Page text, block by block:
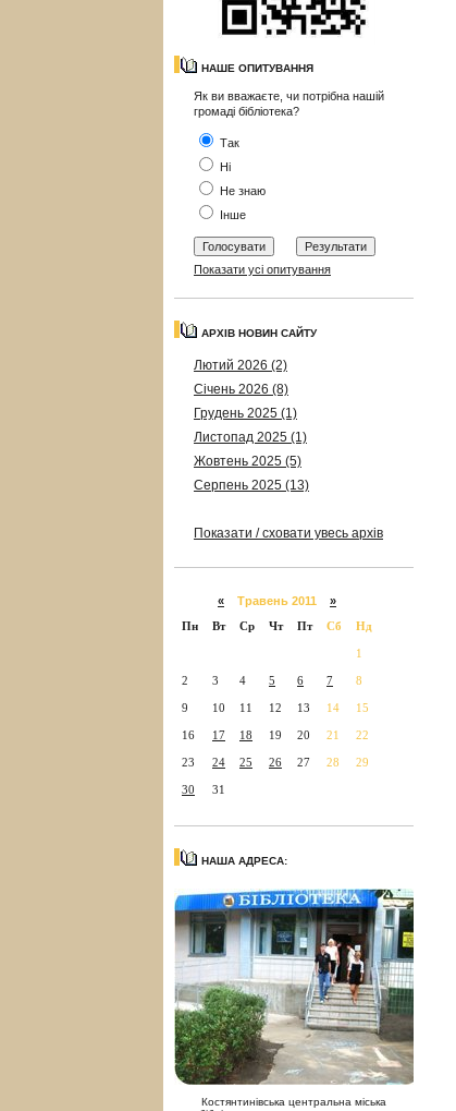
НАШЕ ОПИТУВАННЯ
Як ви вважаєте, чи потрібна нашій
громаді бібліотека?
Так
Ні
Не знаю
Інше
Показати усі опитування
АРХІВ НОВИН САЙТУ
Лютий 2026 (2)
Січень 2026 (8)
Грудень 2025 (1)
Листопад 2025 (1)
Жовтень 2025 (5)
Серпень 2025 (13)
Показати / сховати увесь архів
« Травень 2011 »
Пн
Вт Ср Чт Пт Сб Нд
1
2 3 4 5 6 7 8
9 10 11 12 13 14 15
16 17 18 19 20 21 22
23 24 25 26 27 28 29
30 31
НАША АДРЕСА:
Костянтинівська центральна міська